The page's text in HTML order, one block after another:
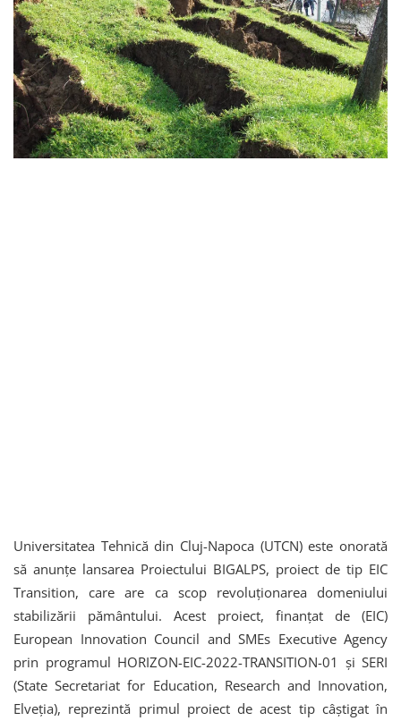
Universitatea Tehnică din Cluj-Napoca (UTCN) este onorată
să anunțe lansarea Proiectului BIGALPS, proiect de tip EIC
Transition, care are ca scop revoluționarea domeniului
stabilizării pământului. Acest proiect, finanțat de (EIC)
European Innovation Council and SMEs Executive Agency
prin programul HORIZON-EIC-2022-TRANSITION-01 și SERI
(State Secretariat for Education, Research and Innovation,
Elveția), reprezintă primul proiect de acest tip câștigat în